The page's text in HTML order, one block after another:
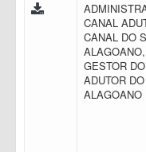
CANAL
CANAL DO
GESTOR
ADUTOR
ALAGOANO